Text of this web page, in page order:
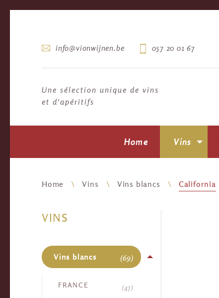
info@vionwijnen.be 057 20 01 67
Une sélection unique de vins
et d'apéritifs
Home Vins
Home Vins Vins blancs California
VINS
Vins blancs 69
FRANCE
47